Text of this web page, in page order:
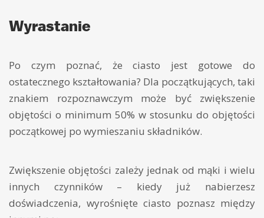
Wyrastanie
Po czym poznać, że ciasto jest gotowe do
ostatecznego kształtowania? Dla początkujących, taki
znakiem rozpoznawczym może być zwiększenie
objętości o minimum 50% w stosunku do objętości
początkowej po wymieszaniu składników.
Zwiększenie objętości zależy jednak od mąki i wielu
innych czynników – kiedy już nabierzesz
doświadczenia, wyrośnięte ciasto poznasz między